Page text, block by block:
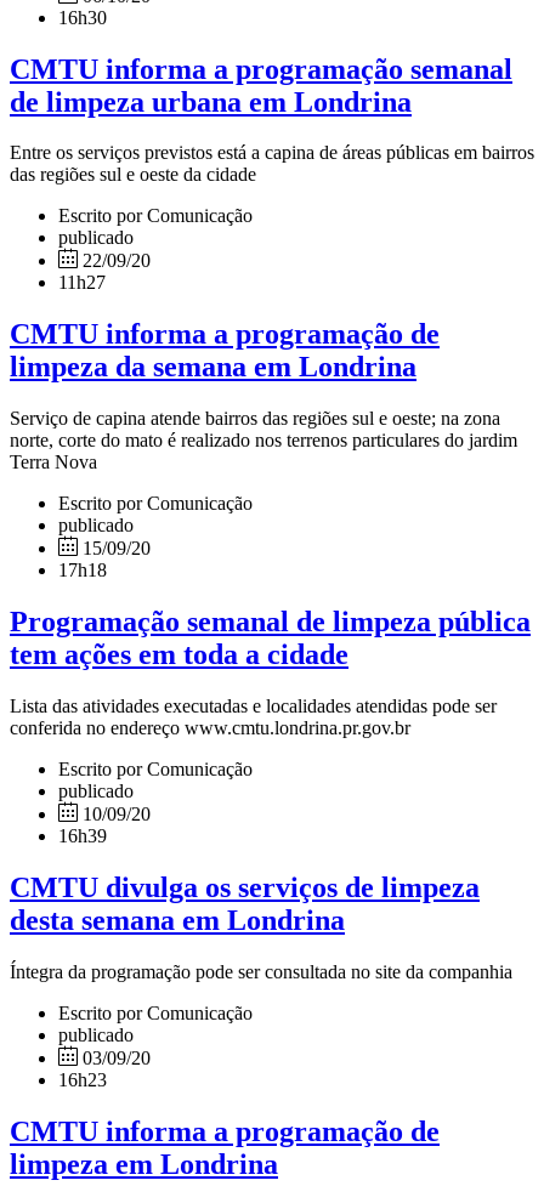
16h30
CMTU informa a programação semanal
de limpeza urbana em Londrina
Entre os serviços previstos está a capina de áreas públicas em bairros
das regiões sul e oeste da cidade
Escrito por Comunicação
publicado
22/09/20
11h27
CMTU informa a programação de
limpeza da semana em Londrina
Serviço de capina atende bairros das regiões sul e oeste; na zona
norte, corte do mato é realizado nos terrenos particulares do jardim
Terra Nova
Escrito por Comunicação
publicado
15/09/20
17h18
Programação semanal de limpeza pública
tem ações em toda a cidade
Lista das atividades executadas e localidades atendidas pode ser
conferida no endereço www.cmtu.londrina.pr.gov.br
Escrito por Comunicação
publicado
10/09/20
16h39
CMTU divulga os serviços de limpeza
desta semana em Londrina
Íntegra da programação pode ser consultada no site da companhia
Escrito por Comunicação
publicado
03/09/20
16h23
CMTU informa a programação de
limpeza em Londrina